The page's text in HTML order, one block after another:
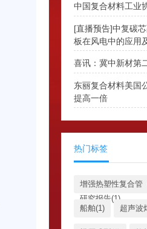
中国复合材料工业
[直播预告]中复碳
板在风电中的应用
喜讯：冀中新材第
东丽复合材料美国
提高一倍
热门标签
增强热塑性复合管
研究报告(1)
船舶(1)
超声波